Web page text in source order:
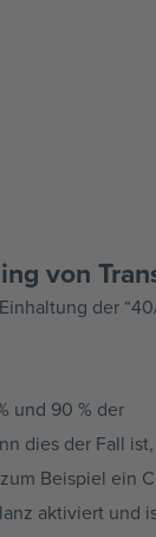
von
der
und 90 % der
dies der Fall
Beispiel ein
aktiviert und